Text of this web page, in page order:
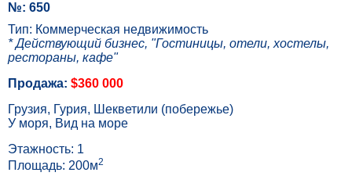
№: 650
Тип: Коммерческая недвижимость
* Действующий бизнес, "Гостиницы, отели, хостелы,
рестораны, кафе"
Продажа: $360 000
Грузия, Гурия, Шекветили (побережье)
У моря, Вид на море
Этажность: 1
Площадь: 200м2